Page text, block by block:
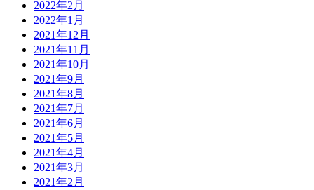
2022年2月
2022年1月
2021年12月
2021年11月
2021年10月
2021年9月
2021年8月
2021年7月
2021年6月
2021年5月
2021年4月
2021年3月
2021年2月